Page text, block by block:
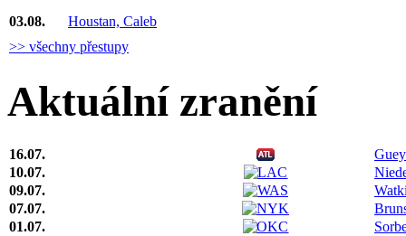
03.08.
Houstan, Caleb
>> všechny přestupy
Aktuální zranění
16.07.
10.07.
09.07.
07.07.
01.07.